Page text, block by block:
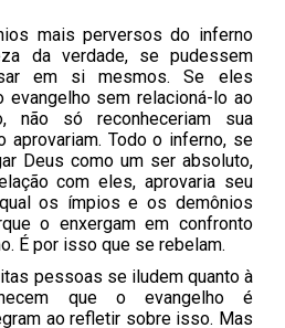
mais perversos do inferno
da verdade, se pudessem
em si mesmos. Se eles
evangelho sem relacioná-lo ao
não só reconheceriam sua
aprovariam. Todo o inferno, se
Deus como um ser absoluto,
com eles, aprovaria seu
os ímpios e os demônios
o enxergam em confronto
É por isso que se rebelam.
pessoas se iludem quanto à
que o evangelho é
ao refletir sobre isso. Mas